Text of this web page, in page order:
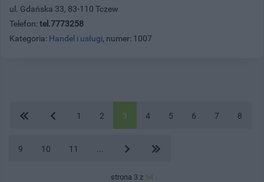
ul. Gdańska 33, 83-110 Tczew
Telefon: tel.7773258
Kategoria: Handel i usługi, numer: 1007
1 2 3 4 5 6 7 8
9 10 11
strona 3 z 54